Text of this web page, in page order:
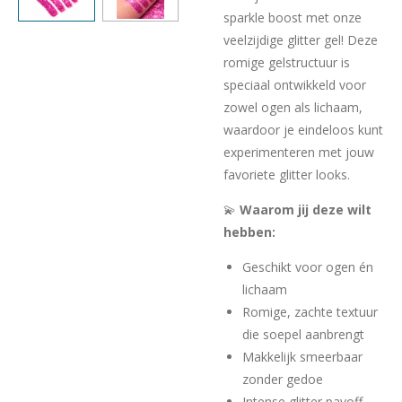
sparkle boost met onze
veelzijdige glitter gel! Deze
romige gelstructuur is
speciaal ontwikkeld voor
zowel ogen als lichaam,
waardoor je eindeloos kunt
experimenteren met jouw
favoriete glitter looks.
💫 Waarom jij deze wilt
hebben:
Geschikt voor ogen én
lichaam
Romige, zachte textuur
die soepel aanbrengt
Makkelijk smeerbaar
zonder gedoe